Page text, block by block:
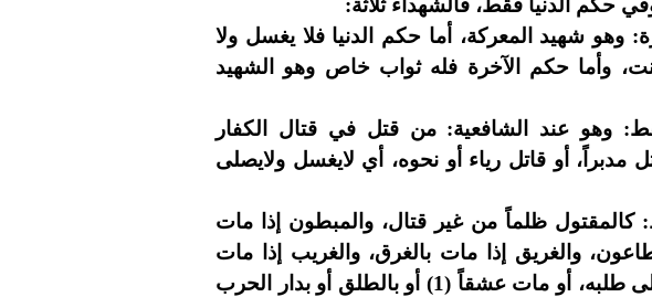
حكم الدنيا فقط، فالشهداء ثلاثة:
وهو شهيد المعركة، أما حكم الدنيا فلا يغسل ولا
وأما حكم الآخرة فله ثواب خاص وهو الشهيد
وهو عند الشافعية: من قتل في قتال الكفار
مدبراً، أو قاتل رياء أو نحوه، أي لايغسل ولايصلى
ظلماً من غير قتال، والمبطون إذا مات
والغريق إذا مات بالغرق، والغريب إذا مات
بالغربة، وطالب العلم إذا مات على طلبه، أو مات عشقاً (1) أو بالطلق أو بدار الحرب